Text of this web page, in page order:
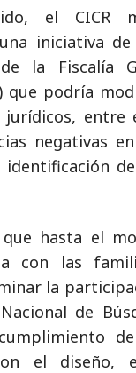
el CICR
iniciativa
la Fiscalía
que podría
entre
negativas
que hasta el
con las
la
de
el diseño,